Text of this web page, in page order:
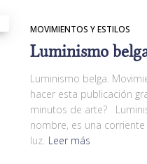
MOVIMIENTOS Y ESTILOS
Luminismo
Luminismo belga.
hacer esta publicación
minutos de arte?
nombre, es una
luz. Leer más